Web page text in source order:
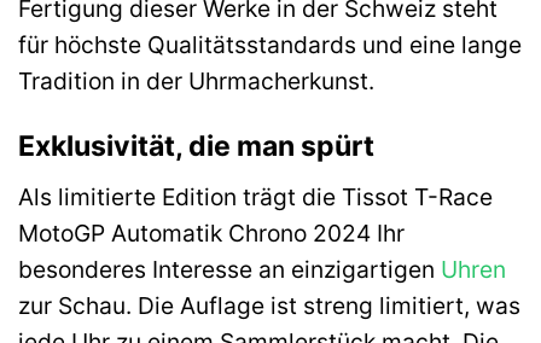
Fertigung dieser Werke in der Schweiz steht
für höchste Qualitätsstandards und eine lange
Tradition in der Uhrmacherkunst.
Exklusivität, die man spürt
Als limitierte Edition trägt die Tissot T-Race
MotoGP Automatik Chrono 2024 Ihr
besonderes Interesse an einzigartigen Uhren
zur Schau. Die Auflage ist streng limitiert, was